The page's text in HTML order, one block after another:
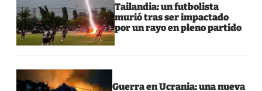
Tailandia: un futbolista
murió tras ser impactado
por un rayo en pleno partido
Guerra en Ucrania: una nueva